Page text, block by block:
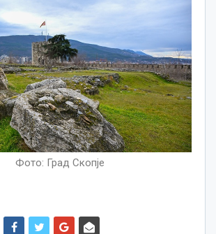
Фото: Град Скопје